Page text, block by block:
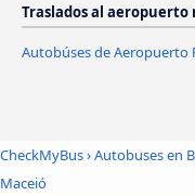
Traslados al aeropuerto
Autobúses de Aeropuerto
CheckMyBus›Autobuses en
Maceió